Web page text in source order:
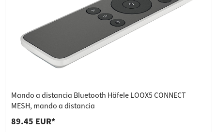
Mando a distancia Bluetooth Häfele LOOX5 CONNECT
MESH, mando a distancia
89.45 EUR*